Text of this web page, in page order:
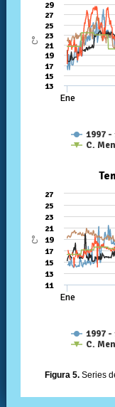
Figura 5. Series